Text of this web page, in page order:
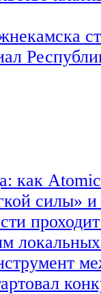
как
силы» и